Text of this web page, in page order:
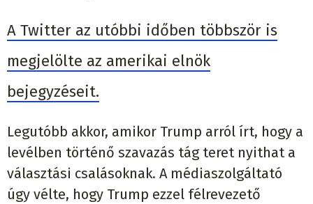
A Twitter az utóbbi időben többször is
megjelölte az amerikai elnök
bejegyzéseit.
Legutóbb akkor, amikor Trump arról írt, hogy a
levélben történő szavazás tág teret nyithat a
választási csalásoknak. A médiaszolgáltató
úgy vélte, hogy Trump ezzel félrevezető